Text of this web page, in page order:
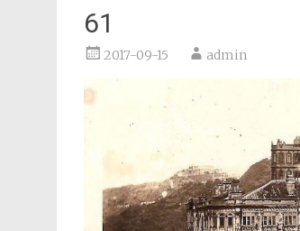
61
2017-09-15 admin